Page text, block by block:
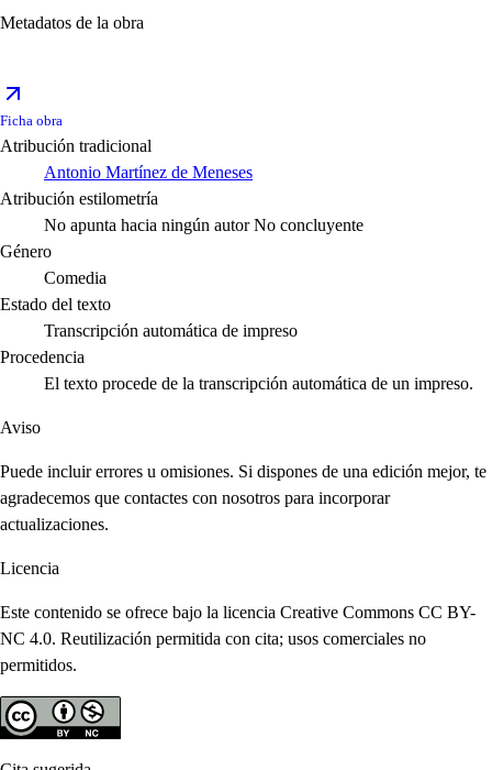
Metadatos de la obra
Ficha obra
Atribución tradicional
Antonio Martínez de Meneses
Atribución estilometría
No apunta hacia ningún autor No concluyente
Género
Comedia
Estado del texto
Transcripción automática de impreso
Procedencia
El texto procede de la transcripción automática de un impreso.
Aviso
Puede incluir errores u omisiones. Si dispones de una edición mejor, te
agradecemos que contactes con nosotros para incorporar
actualizaciones.
Licencia
Este contenido se ofrece bajo la licencia Creative Commons CC BY-
NC 4.0. Reutilización permitida con cita; usos comerciales no
permitidos.